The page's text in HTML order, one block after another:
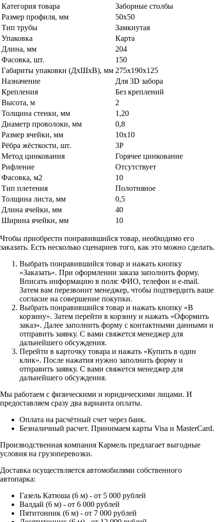
Категория товара
Заборные столбы
Размер профиля, мм
50х50
Тип трубы
Замкнутая
Упаковка
Карта
Длина, мм
204
Фасовка, шт.
150
Габариты упаковки (ДхШхВ), мм 275х190х125
Назначение
Для 3D забора
Крепления
Без креплений
Высота, м
2
Толщина стенки, мм
1,20
Диаметр проволоки, мм
0,8
Размер ячейки, мм
10х10
Рёбра жёсткости, шт.
3Р
Метод цинкования
Горячее цинкование
Рифление
Отсутствует
Фасовка, м2
10
Тип плетения
Полотняное
Толщина листа, мм
0,5
Длина ячейки, мм
40
Ширина ячейки, мм
10
Чтобы приобрести понравившийся товар, необходимо его
заказать. Есть несколько сценариев того, как это можно сделать.
Выбрать понравившийся товар и нажать кнопку
«Заказать». При оформлении заказа заполнить форму.
Вписать информацию в поля: ФИО, телефон и e-mail.
Затем вам перезвонит менеджер, чтобы подтвердить ваше
согласие на совершение покупки.
Выбрать понравившийся товар и нажать кнопку «В
корзину». Затем перейти в корзину и нажать «Оформить
заказ». Далее заполнить форму с контактными данными и
отправить заявку. С вами свяжется менеджер для
дальнейшего обсуждения.
Перейти в карточку товара и нажать «Купить в один
клик». После нажатия нужно заполнить форму и
отправить заявку. С вами свяжется менеджер для
дальнейшего обсуждения.
Мы работаем с физическими и юридическими лицами. И
предоставляем сразу два варианта оплаты.
Оплата на расчётный счет через банк.
Безналичный расчет. Принимаем карты Visa и MasterCard.
Производственная компания Кармель предлагает выгодные
условия на грузоперевозки.
Доставка осуществляется автомобилями собственного
автопарка:
Газель Катюша (6 м) - от 5 000 рублей
Валдай (6 м) - от 6 000 рублей
Пятитонник (6 м) - от 7 000 рублей